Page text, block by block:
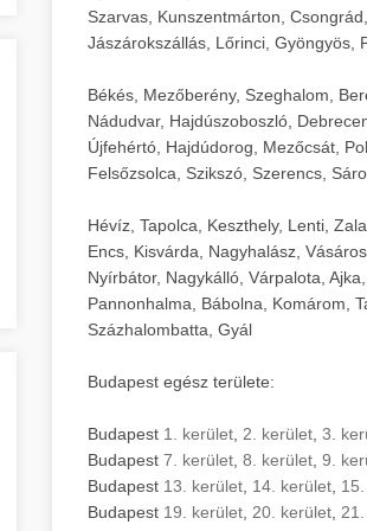
Szarvas, Kunszentmárton,
Jászárokszállás, Lőrinci, Gyöngyös,
Békés, Mezőberény, Szeghalom,
Nádudvar, Hajdúszoboszló,
Újfehértó, Hajdúdorog, Mezőcsát,
Felsőzsolca, Szikszó, Szerencs,
Hévíz, Tapolca, Keszthely, Lenti,
Encs, Kisvárda, Nagyhalász,
Nyírbátor, Nagykálló, Várpalota,
Pannonhalma, Bábolna, Komárom,
Százhalombatta, Gyál
Budapest egész területe:
Budapest 1. kerület 2. kerület 3.
Budapest 7. kerület 8. kerület 9.
Budapest 13. kerület 14. kerület
Budapest 19. kerület 20. kerület